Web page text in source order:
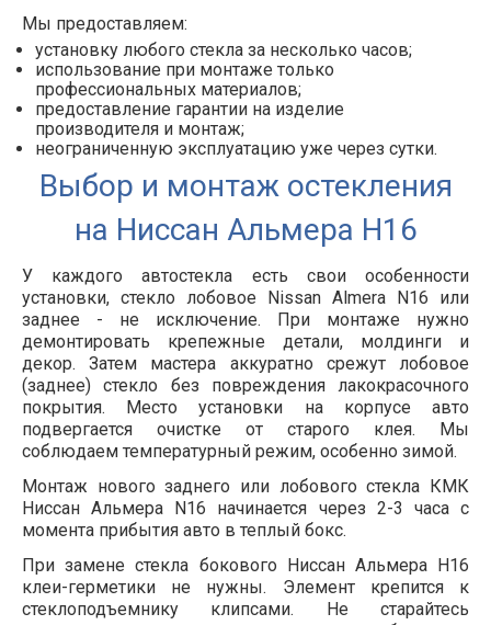
Мы предоставляем:
установку любого стекла за несколько часов;
использование при монтаже только
профессиональных материалов;
предоставление гарантии на изделие
производителя и монтаж;
неограниченную эксплуатацию уже через сутки.
Выбор и монтаж остекления
на Ниссан Альмера Н16
У каждого автостекла есть свои особенности
установки, стекло лобовое Nissan Almera N16 или
заднее - не исключение. При монтаже нужно
демонтировать крепежные детали, молдинги и
декор. Затем мастера аккуратно срежут лобовое
(заднее) стекло без повреждения лакокрасочного
покрытия. Место установки на корпусе авто
подвергается очистке от старого клея. Мы
соблюдаем температурный режим, особенно зимой.
Монтаж нового заднего или лобового стекла КМК
Ниссан Альмера N16 начинается через 2-3 часа с
момента прибытия авто в теплый бокс.
При замене стекла бокового Ниссан Альмера Н16
клеи-герметики не нужны. Элемент крепится к
стеклоподъемнику клипсами. Не старайтесь